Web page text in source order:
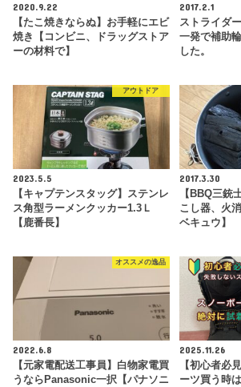
2020.9.22
【たこ焼きならぬ】お手軽にエビ
焼き【コンビニ、ドラッグストア
ーの材料で】
2017.2.1
ストライダ
一発で補助
した。
アウトドア
2023.5.5
【キャプテンスタッグ】ステンレ
ス角型ラーメンクッカー1.3Ｌ
【鹿番長】
2017.3.30
【BBQ三銃
こし器、火
ベキュウ】
オススメの逸品
2022.6.8
【元家電配送工事員】白物家電買
うならPanasonic一択【パナソニ
2025.11.26
【初心者必
ーツ買う時